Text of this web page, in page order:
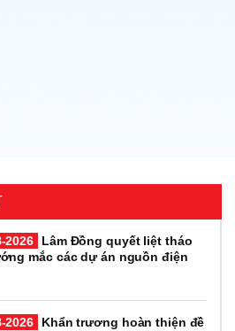
2026
Lâm Đồng quyết liệt tháo
mắc các dự án nguồn điện
2026
Khẩn trương hoàn thiện đề